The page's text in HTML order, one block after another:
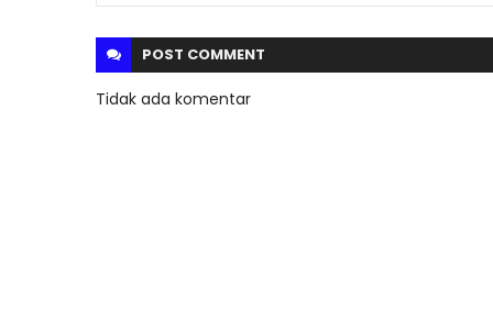
POST COMMENT
Tidak ada komentar